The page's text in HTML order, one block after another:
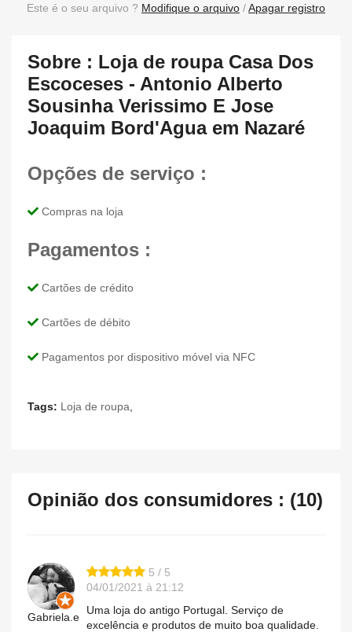
Este é o seu arquivo ? Modifique o arquivo /Apagar registro
Sobre : Loja de roupa Casa Dos
Escoceses - Antonio Alberto
Sousinha Verissimo E Jose
Joaquim Bord'Agua em Nazaré
Opções de serviço :
Compras na loja
Pagamentos :
Cartões de crédito
Cartões de débito
Pagamentos por dispositivo móvel via NFC
Tags: Loja de roupa
Opinião dos consumidores : (10)
Gabriela.e
5 / 5
04/01/2021 à 21:12
Uma loja do antigo Portugal. Serviço de
excelência e produtos de muito boa qualidade.